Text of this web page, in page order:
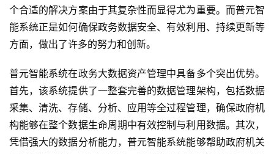
个合适的解决方案由于其复杂性而显得尤为重要。而普元智
能系统正是如何确保政务数据安全、有效利用、持续更新等
方面，做出了许多的努力和创新。
普元智能系统在政务大数据资产管理中具备多个突出优势。
首先，该系统提供了一整套完善的数据管理架构，包括数据
采集、清洗、存储、分析、应用等全过程管理，确保政府机
构能够在整个数据生命周期中有效控制与利用数据。其次，
凭借强大的数据分析能力，普元智能系统能够帮助政府机关